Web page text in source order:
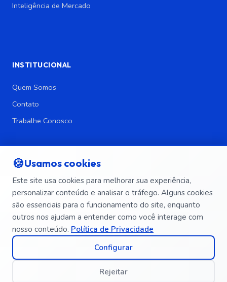
Inteligência de Mercado
INSTITUCIONAL
Quem Somos
Contato
Trabalhe Conosco
LEGAL
Política de Privacidade
Política de Segurança da Informação
Termos e Condições
Exclusão de Dados
🍪Usamos cookies
Este site usa cookies para melhorar sua experiência,
personalizar conteúdo e analisar o tráfego. Alguns cookies
são essenciais para o funcionamento do site, enquanto
outros nos ajudam a entender como você interage com
nosso conteúdo. Política de Privacidade
Configurar
Rejeitar